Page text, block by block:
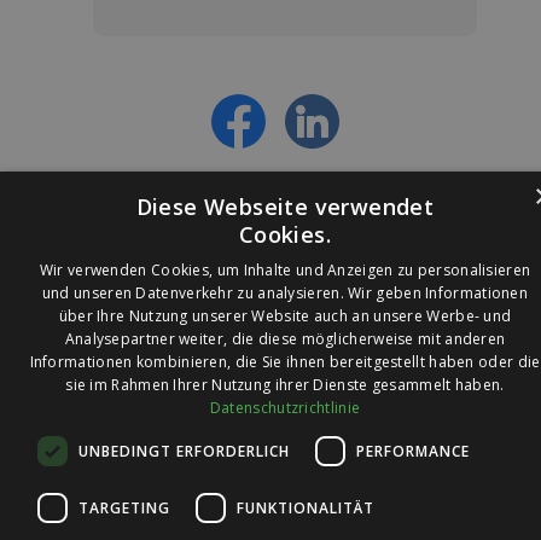
© 2026 Ledleuchtendiscounter.de
auf
Trusted Shops
Diese Webseite verwendet
Cookies.
Wir verwenden Cookies, um Inhalte und Anzeigen zu personalisieren
und unseren Datenverkehr zu analysieren. Wir geben Informationen
über Ihre Nutzung unserer Website auch an unsere Werbe- und
Analysepartner weiter, die diese möglicherweise mit anderen
Informationen kombinieren, die Sie ihnen bereitgestellt haben oder die
sie im Rahmen Ihrer Nutzung ihrer Dienste gesammelt haben.
Datenschutzrichtlinie
UNBEDINGT ERFORDERLICH PERFORMANCE
TARGETING FUNKTIONALITÄT